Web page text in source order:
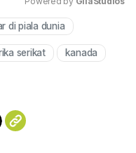
di piala dunia
serikat kanada